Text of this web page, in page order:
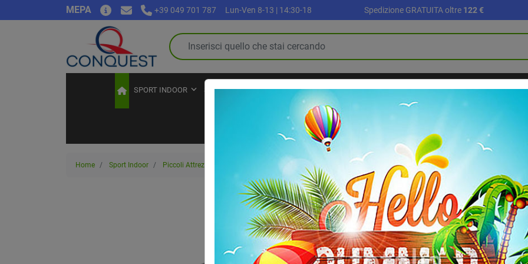
MEPA +39 049 701 787 Lun-Ven 8-13 | 14:30-18 Spedizione GRATUITA oltre 122 €
SPORT INDOOR SPORT OUTDOOR PALLONI E ACCESSORI SETTORE SCUOLA ALLENAMENTO E
RIABILITAZIONE E RECUPERO
Home Sport Indoor Piccoli Attrezzi Ruota per addominali Gymstick Jumbo Ab Roller
Ruota per
Roller
Ruota per addominali
gommata e impugnature